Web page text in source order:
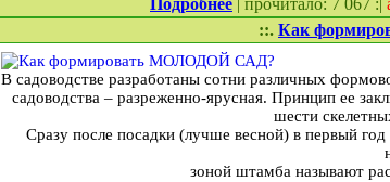
Подробнее | прочитало: 7 067 :|
::. Как
В садоводстве разработаны сотни различных
садоводства – разреженно-ярусная. Принцип ее
шести
Сразу после посадки (лучше весной) в первый
зоной штамба называют